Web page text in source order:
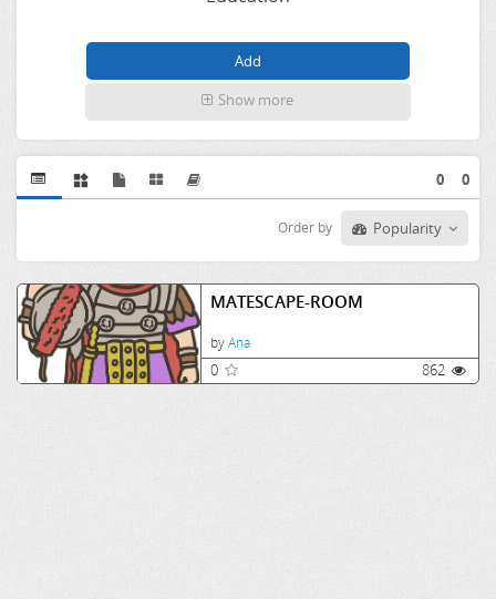
Show more
0
0
Order by Popularity
MATESCAPE-ROOM
byAna
0 862